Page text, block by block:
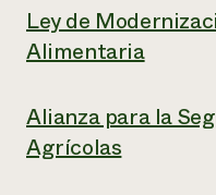
Ley de
Alimentaria
Alianza para la
Agrícolas